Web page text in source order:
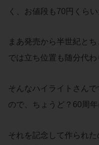
く、お値段も70円くら
まあ発売から半世紀と
では立ち位置も随分代わ
そんなハイライトさん
ので、ちょうど？60周年
それを記念して作られ